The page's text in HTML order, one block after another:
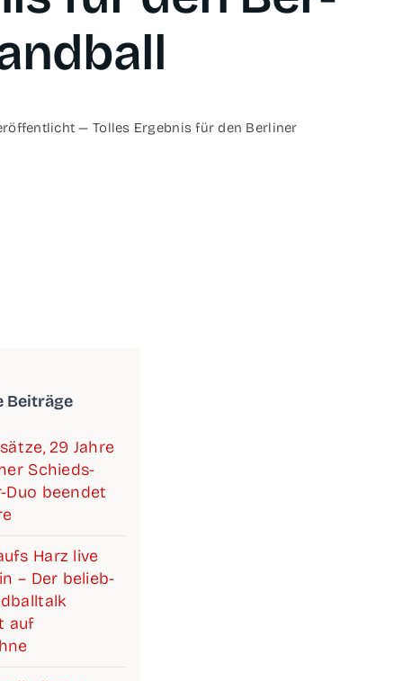
— Tol­les Ergeb­nis für den Ber­li­ner
Beiträge
29 Jah­re
Schieds­­­
Duo been­det
Harz live
– Der belieb­
auf